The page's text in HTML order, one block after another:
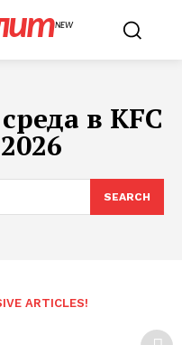
NEW
в KFC
SEARCH
ARTICLES!